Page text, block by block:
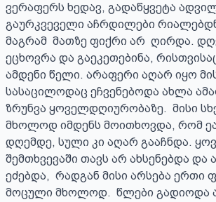
ვერაფერს ხედავ, გადაწყვეტა
გაურკვეველი აჩრდილები
მაგრამ  მათზე ფიქრი არ  ღირდა.
ეცხოვრა და გაეკეთებინა,
ამდენი წელი. არაფერი აღარ იყო
სასაცილოდაც ეჩვენებოდა ახლა
ზრუნვა ყოველდღიურობაზე.  მისი
მხოლოდ იმდენს მოითხოვდა, რომ
დღემდე, სული კი აღარ გააჩნდა.
შემთხვევაში თავს არ ახსენებდა
ეძებდა,  რადგან მისი არსება ერთი
მოცული მხოლოდ.  წლები გადიოდა